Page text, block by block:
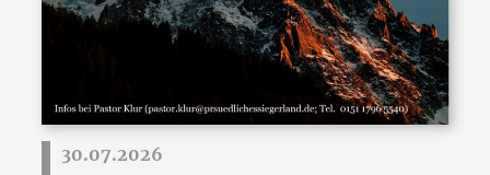
30.07.2026